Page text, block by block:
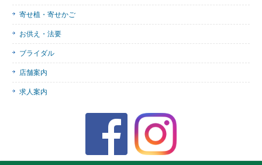
寄せ植・寄せかご
お供え・法要
ブライダル
店舗案内
求人案内